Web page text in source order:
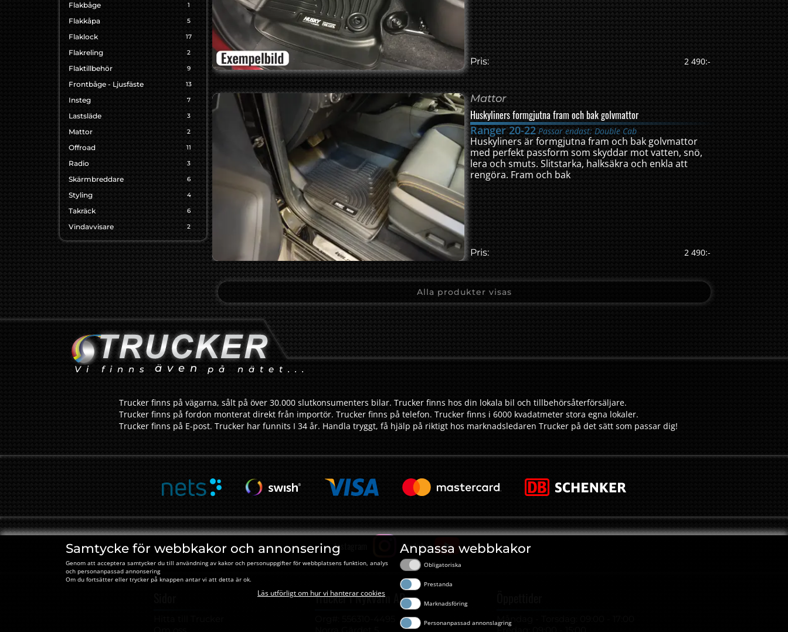
Samtycke för webbkakor och annonsering
Genom att acceptera samtycker du till användning av kakor och personuppgifter för webbplatsens funktion, analys
och personanpassad annonsering
Om du fortsätter eller trycker på knappen antar vi att detta är ok.
Läs utförligt om hur vi hanterar cookies
Anpassa webbkakor
Obligatoriska
Prestanda
Marknadsföring
Personanpassad annonslagring
Flakbåge 1
Flakkåpa 5
Flaklock 17
Flakreling 2
Flaktillbehör 9
Frontbåge - Ljusfäste 13
Insteg 7
Lastsläde 3
Mattor 2
Offroad 11
Radio 3
Skärmbreddare 6
Styling 4
Takräck 6
Vindavvisare 2
Pris: 2 490:-
Mattor
Huskyliners formgjutna fram och bak golvmattor
Ranger 20-22 Passar endast: Double Cab
Huskyliners är formgjutna fram och bak golvmattor
med perfekt passform som skyddar mot vatten, snö,
lera och smuts. Slitstarka, halksäkra och enkla att
rengöra. Fram och bak
Pris: 2 490:-
Alla produkter visas
Vi finns även på nätet...
Trucker finns på vägarna, sålt på över 30.000 slutkonsumenters bilar. Trucker finns hos din lokala bil och tillbehörsåterförsäljare.
Trucker finns på fordon monterat direkt från importör. Trucker finns på telefon. Trucker finns i 6000 kvadatmeter stora egna lokaler.
Trucker finns på E-post. Trucker har funnits I 34 år. Handla tryggt, få hjälp på riktigt hos marknadsledaren Trucker på det sätt som passar dig!
Instagram Youtube
Trucker i Nykvarn AB
Måndag - Torsdag: 09:00 - 17:00